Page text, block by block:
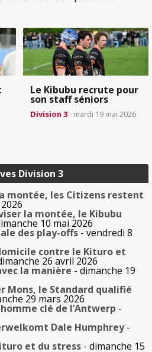
Le Kibubu recrute pour
son staff séniors
Division 3- mardi 19 mai 2026
Division 3
montée, les Citizens restent
la montée, le Kibubu
10 mai 2026
des play-offs - vendredi 8
contre le Kituro et
26 avril 2026
la manière - dimanche 19
Mons, le Standard qualifié
29 mars 2026
clé de l’Antwerp -
Dale Humphrey-
et du stress - dimanche 15